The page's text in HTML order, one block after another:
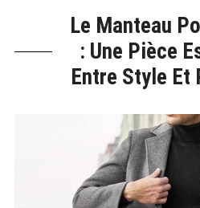
Le Manteau
: Une Pièce
Entre Style